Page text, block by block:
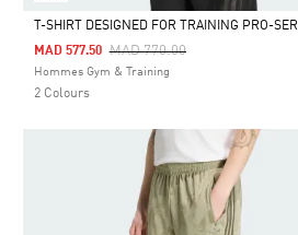
Selected
T-SHIRT DESIGNED FOR TRAINING PRO-
Price Reduced From
MAD 770.00To
MAD 577.50
Hommes Gym & Training
2 Colours